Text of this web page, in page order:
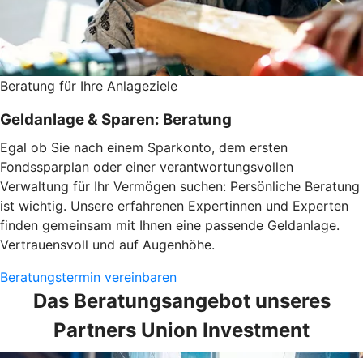
Beratung für Ihre Anlageziele
Geldanlage & Sparen: Beratung
Egal ob Sie nach einem Sparkonto, dem ersten
Fondssparplan oder einer verantwortungsvollen
Verwaltung für Ihr Vermögen suchen: Persönliche Beratung
ist wichtig. Unsere erfahrenen Expertinnen und Experten
finden gemeinsam mit Ihnen eine passende Geldanlage.
Vertrauensvoll und auf Augenhöhe.
Beratungstermin vereinbaren
Das Beratungsangebot unseres
Partners Union Investment